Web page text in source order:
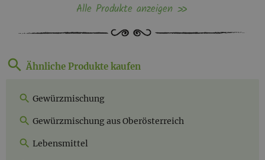
Alle Produkte anzeigen
Ähnliche Produkte kaufen
Gewürzmischung
Gewürzmischung aus Oberösterreich
Lebensmittel